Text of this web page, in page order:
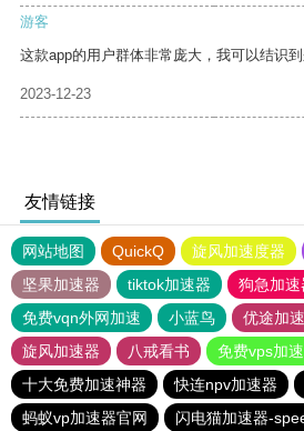
游客
这款app的用户群体非常庞大，我可以结识到
2023-12-23
友情链接
网站地图 QuickQ 旋风加速度器
坚果加速器
tiktok加速器
狗急加速
免费vqn外网加速
小蓝鸟 优途加
旋风加速器
八戒看书
免费vps加
十大免费加速神器
快连npv加速器
蚂蚁vp加速器官网
闪电猫加速器-